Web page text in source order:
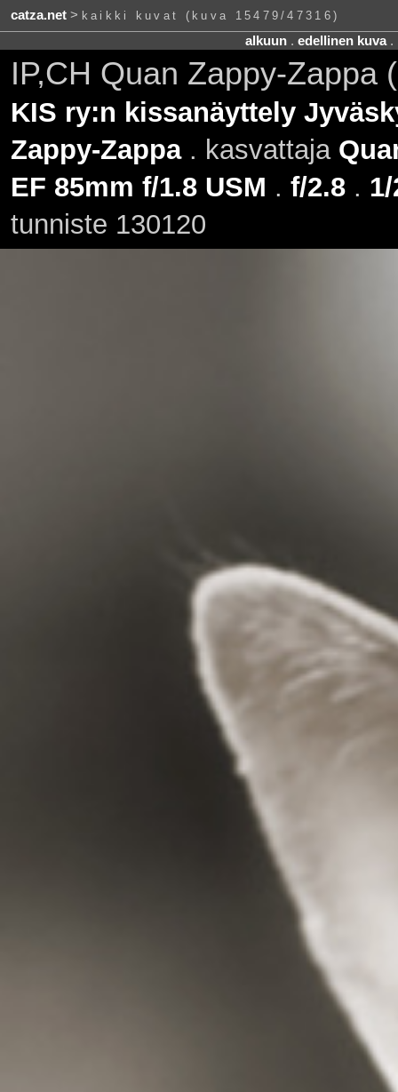
catza.net> kaikki kuvat (kuva 15479/47316)
alkuun. edellinen kuva.
IP,CH Quan Zappy-
KIS ry:n kissanäyttely
Zappy-Zappa. kasvattaja
EF 85mm f/1.8 USM . f/2.8.
tunniste 130120